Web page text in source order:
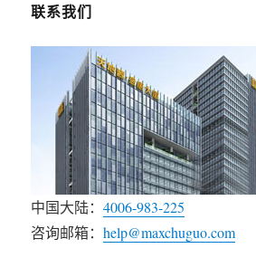
联系我们
中国大陆：4006-983-225
咨询邮箱：help@maxchuguo.com